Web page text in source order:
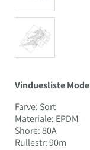
Vinduesliste
Farve: Sort
Materiale: EPDM
Shore: 80A
Rullestr: 90m